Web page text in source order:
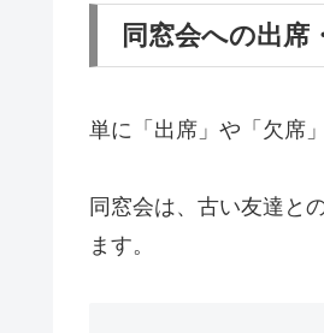
同窓会への出席
単に「出席」や「欠席
同窓会は、古い友達と
ます。